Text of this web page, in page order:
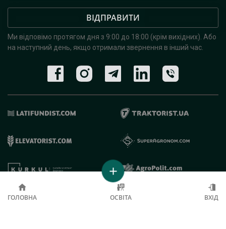
ВІДПРАВИТИ
Ми відповімо протягом дня з 9:00 до 18:00 (крім вихідних). Або
на наступний день, якщо отримали звернення в інший час.
© 2019 - 2026 AgroRobota. Всі права захищені.
ГОЛОВНА ОСВІТА ВХІД